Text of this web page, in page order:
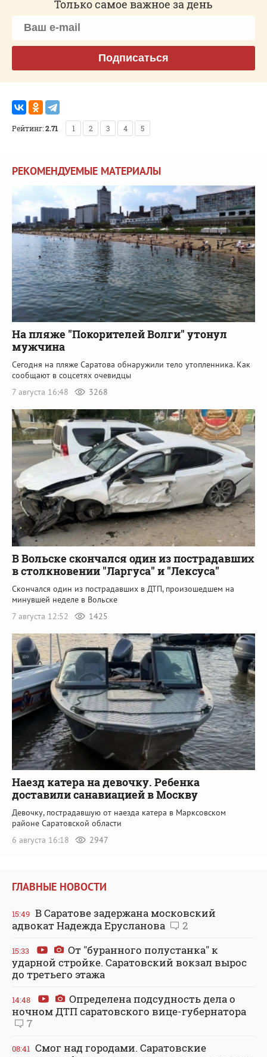
Только самое важное за день
Подписаться
Рейтинг:2.71 1 2 3 4 5
РЕКОМЕНДУЕМЫЕ МАТЕРИАЛЫ
На пляже "Покорителей Волги" утонул
мужчина
Сегодня на пляже Саратова обнаружили тело утопленника. Как
сообщают в соцсетях очевидцы
7 августа 16:48
3268
В Вольске скончался один из пострадавших
в столкновении "Ларгуса" и "Лексуса"
Скончался один из пострадавших в ДТП, произошедшем на
минувшей неделе в Вольске
7 августа 12:52
1425
Наезд катера на девочку. Ребенка
доставили санавиацией в Москву
Девочку, пострадавшую от наезда катера в Марксовском
районе Саратовской области
6 августа 16:18
2947
ГЛАВНЫЕ НОВОСТИ
15:49 В Саратове задержана московский
адвокат Надежда Ерусланова
2
15:33
От "буранного полустанка" к
ударной стройке. Саратовский вокзал вырос
до третьего этажа
14:48
Определена подсудность дела о
ночном ДТП саратовского вице-губернатора
7
08:41 Смог над городами. Саратовские